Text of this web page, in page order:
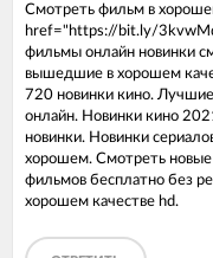
Смотреть фильм в
href="https://bit.ly/
фильмы онлайн новинки
вышедшие в хорошем
720 новинки кино.
онлайн. Новинки кино
новинки. Новинки
хорошем. Смотреть
фильмов бесплатно без
хорошем качестве hd.